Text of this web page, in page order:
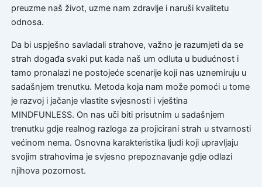
preuzme naš život, uzme nam zdravlje i naruši kvalitetu
odnosa.
Da bi uspješno savladali strahove, važno je razumjeti da se
strah događa svaki put kada naš um odluta u budućnost i
tamo pronalazi ne postojeće scenarije koji nas uznemiruju u
sadašnjem trenutku. Metoda koja nam može pomoći u tome
je razvoj i jačanje vlastite svjesnosti i vještina
MINDFUNLESS. On nas uči biti prisutnim u sadašnjem
trenutku gdje realnog razloga za projicirani strah u stvarnosti
većinom nema. Osnovna karakteristika ljudi koji upravljaju
svojim strahovima je svjesno prepoznavanje gdje odlazi
njihova pozornost.